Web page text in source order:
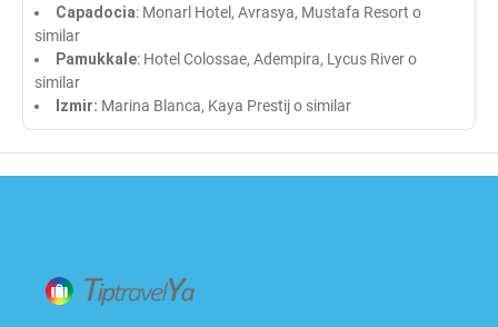
Capadocia: Monarl Hotel, Avrasya, Mustafa Resort o
similar
Pamukkale: Hotel Colossae, Adempira, Lycus River o
similar
Izmir: Marina Blanca, Kaya Prestij o similar